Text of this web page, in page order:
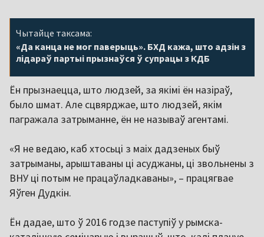
Чытайце таксама:
«Да канца не мог паверыць». БХД кажа, што адзін з
лідараў партыі прызнаўся ў супрацы з КДБ
Ён прызнаецца, што людзей, за якімі ён назіраў,
было шмат. Але сцвярджае, што людзей, якім
пагражала затрыманне, ён не называў агентамі.
«Я не ведаю, каб хтосьці з маіх дадзеных быў
затрыманы, арыштаваны ці асуджаны, ці звольнены з
ВНУ ці потым не працаўладкаваны», – працягвае
Яўген Дудкін.
Ён дадае, што ў 2016 годзе паступіў у рымска-